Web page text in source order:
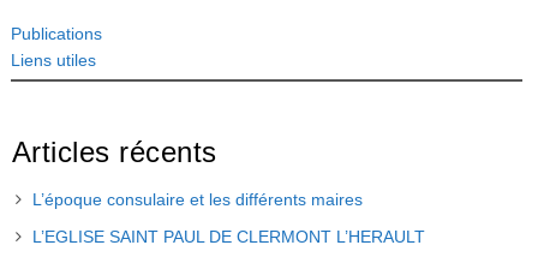
Publications
Liens utiles
Articles récents
L’époque consulaire et les différents maires
L’EGLISE SAINT PAUL DE CLERMONT L’HERAULT